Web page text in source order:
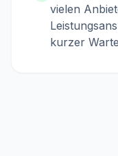
vielen
kurzer